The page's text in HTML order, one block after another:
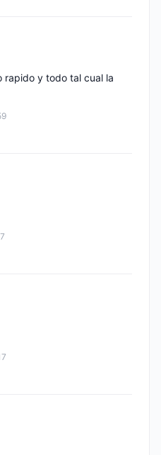
rapido y todo tal cual la